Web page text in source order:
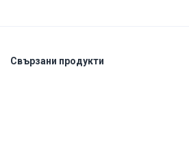
Свързани продукти